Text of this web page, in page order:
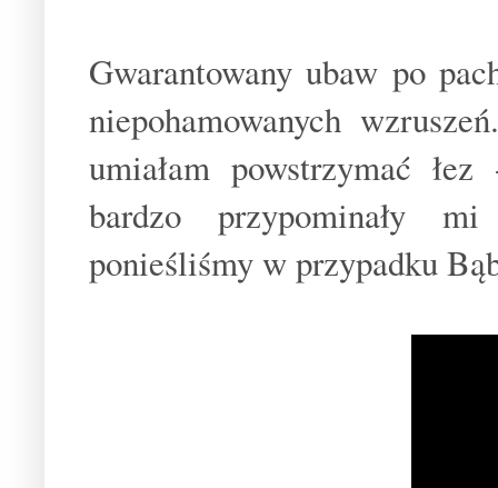
Gwarantowany ubaw po
niepohamowanych
umiałam powstrzymać
bardzo przypominały
ponieśliśmy w przypadku